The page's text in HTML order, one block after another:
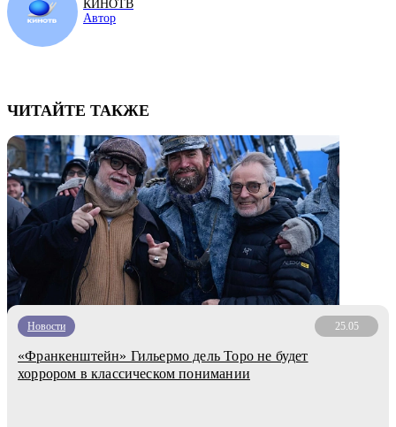
КИНОТВ
Автор
ЧИТАЙТЕ ТАКЖЕ
Новости 25.05
«Франкенштейн» Гильермо дель Торо не будет
хоррором в классическом понимании